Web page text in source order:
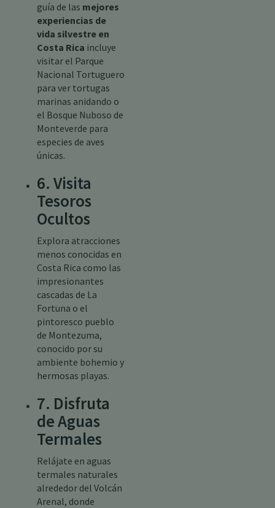
guía de las mejores
experiencias de
vida silvestre en
Costa Rica incluye
visitar el Parque
Nacional Tortuguero
para ver tortugas
marinas anidando o
el Bosque Nuboso de
Monteverde para
especies de aves
únicas.
6. Visita
Tesoros
Ocultos
Explora atracciones
menos conocidas en
Costa Rica como las
impresionantes
cascadas de La
Fortuna o el
pintoresco pueblo
de Montezuma,
conocido por su
ambiente bohemio y
hermosas playas.
7. Disfruta
de Aguas
Termales
Relájate en aguas
termales naturales
alrededor del Volcán
Arenal, donde